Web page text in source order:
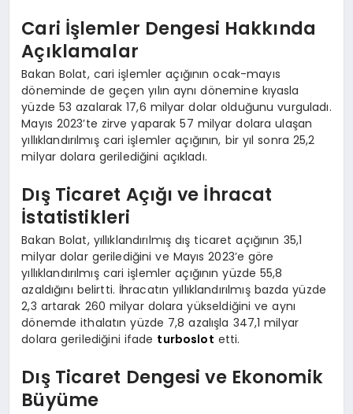
Cari İşlemler Dengesi Hakkında
Açıklamalar
Bakan Bolat, cari işlemler açığının ocak-mayıs
döneminde de geçen yılın aynı dönemine kıyasla
yüzde 53 azalarak 17,6 milyar dolar olduğunu vurguladı.
Mayıs 2023’te zirve yaparak 57 milyar dolara ulaşan
yıllıklandırılmış cari işlemler açığının, bir yıl sonra 25,2
milyar dolara gerilediğini açıkladı.
Dış Ticaret Açığı ve İhracat
İstatistikleri
Bakan Bolat, yıllıklandırılmış dış ticaret açığının 35,1
milyar dolar gerilediğini ve Mayıs 2023’e göre
yıllıklandırılmış cari işlemler açığının yüzde 55,8
azaldığını belirtti. İhracatın yıllıklandırılmış bazda yüzde
2,3 artarak 260 milyar dolara yükseldiğini ve aynı
dönemde ithalatın yüzde 7,8 azalışla 347,1 milyar
dolara gerilediğini ifade turboslot etti.
Dış Ticaret Dengesi ve Ekonomik
Büyüme